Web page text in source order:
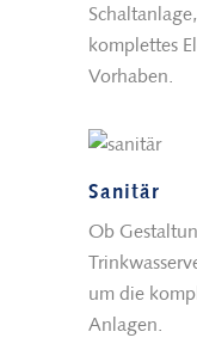
komplettes
Vorhaben.
Sanitär
Ob
um die
Anlagen.